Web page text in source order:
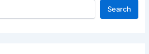
Search